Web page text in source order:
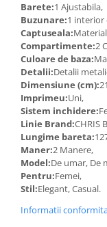
Barete:1 Ajustabila,
Buzunare:1 interior
Captuseala:
Compartimente:2
Culoare de baza:
Detalii:Detalii
Dimensiune (cm):
Imprimeu:Uni,
Sistem inchidere:
Linie Brand:CHRIS
Lungime bareta:
Maner:2 Manere,
Model:De umar, De
Pentru:Femei,
Stil:Elegant, Casual.
Informatii